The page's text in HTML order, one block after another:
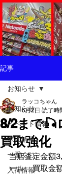
記事
お知らせ
イベント情報
求人情報
一番くじ
入荷情報
お知らせ
8/2まで🎣
買取強化
ラッコちゃん
6月2日 読了時
当店査定金額
ール、買取金